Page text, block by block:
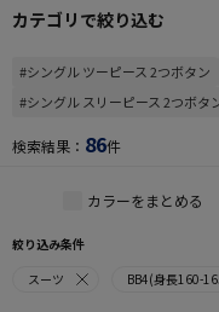
カテゴリで絞り込む
#シングル ツーピース 2つボタン
#シングル スリーピース 2つボタ
検索結果： 86件
カラーをまとめる
絞り込み条件
スーツ
BB4(身長160-